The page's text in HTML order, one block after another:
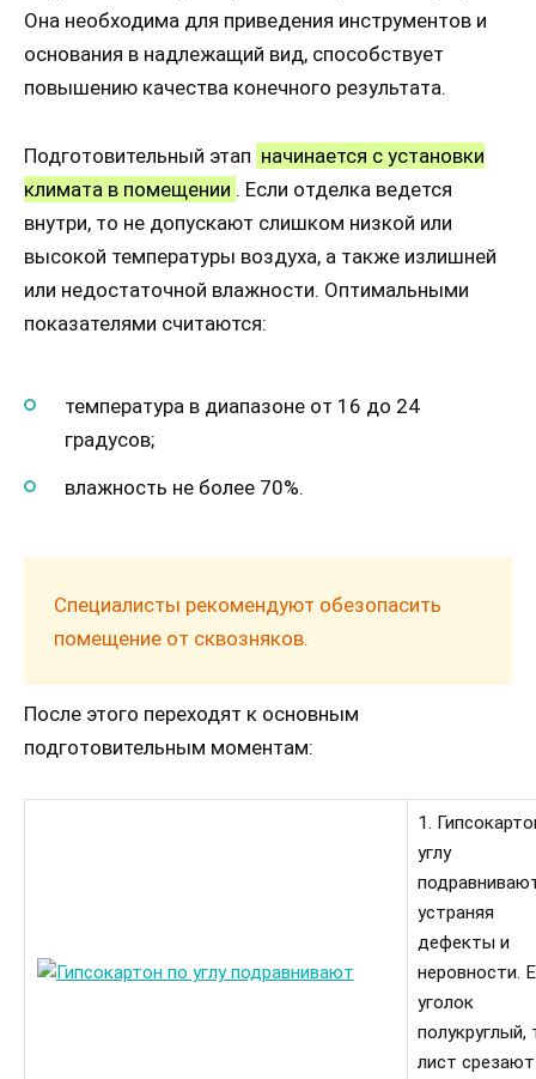
Она необходима для приведения инструментов и
основания в надлежащий вид, способствует
повышению качества конечного результата.
Подготовительный этап начинается с установки
климата в помещении . Если отделка ведется
внутри, то не допускают слишком низкой или
высокой температуры воздуха, а также излишней
или недостаточной влажности. Оптимальными
показателями считаются:
температура в диапазоне от 16 до 24
градусов;
влажность не более 70%.
Специалисты рекомендуют обезопасить
помещение от сквозняков.
После этого переходят к основным
подготовительным моментам:
1.
углу
устраняя
дефекты и
неровности.
уголок
полукруглый,
лист